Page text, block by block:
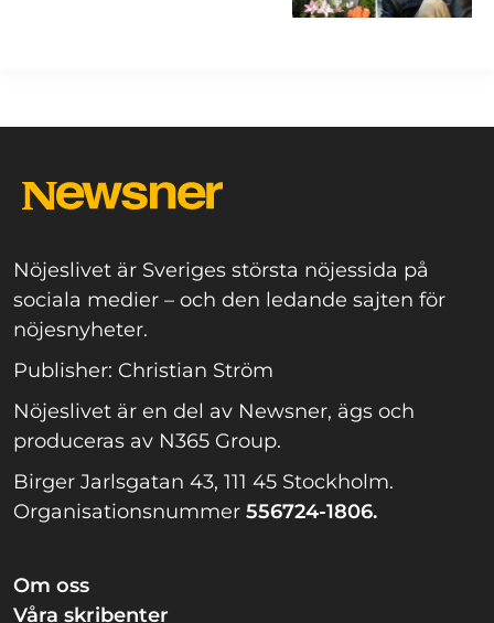
Nöjeslivet är Sveriges största nöjessida på
sociala medier – och den ledande sajten för
nöjesnyheter.
Publisher: Christian Ström
Nöjeslivet är en del av Newsner, ägs och
produceras av N365 Group.
Birger Jarlsgatan 43, 111 45 Stockholm.
Organisationsnummer 556724-1806.
Om oss
Våra skribenter